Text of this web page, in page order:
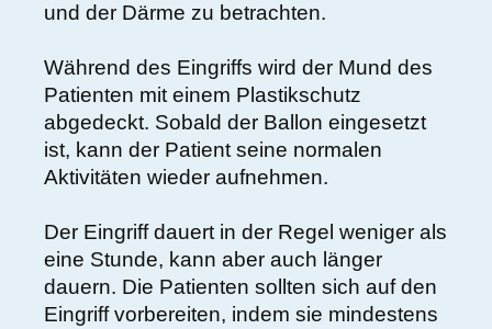
und der Därme zu betrachten.
Während des Eingriffs wird der Mund des
Patienten mit einem Plastikschutz
abgedeckt. Sobald der Ballon eingesetzt
ist, kann der Patient seine normalen
Aktivitäten wieder aufnehmen.
Der Eingriff dauert in der Regel weniger als
eine Stunde, kann aber auch länger
dauern. Die Patienten sollten sich auf den
Eingriff vorbereiten, indem sie mindestens